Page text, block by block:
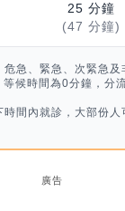
25 分鐘
(47 分鐘)
急、緊急、次緊急及
候時間為0分鐘，分
間內就診，大部份人
廣告